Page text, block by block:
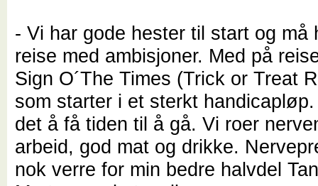
- Vi har gode hester til start og må
reise med ambisjoner. Med på
Sign O´The Times (Trick or Treat
som starter i et sterkt
det å få tiden til å gå. Vi roer
arbeid, god mat og drikke.
nok verre for min bedre halvdel